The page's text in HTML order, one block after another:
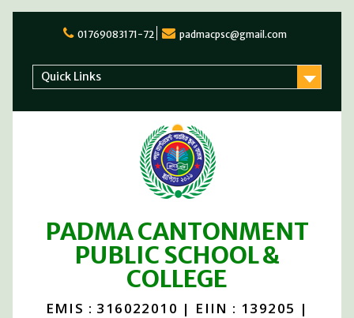
01769083171-72 padmacpsc@gmail.com
Quick Links
PADMA CANTONMENT
PUBLIC SCHOOL &
COLLEGE
EMIS : 316022010 | EIIN : 139205 |